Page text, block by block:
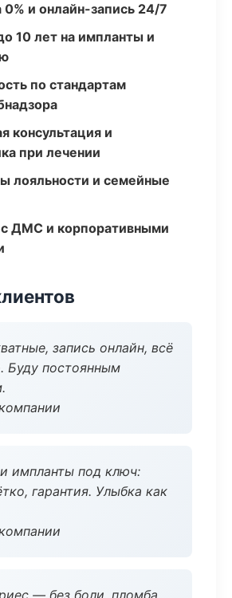
0% и онлайн-запись 24/7
10 лет на импланты и
по стандартам
консультация и
при лечении
лояльности и семейные
ДМС и корпоративными
запись онлайн, всё
Буду постоянным
импланты под ключ:
гарантия. Улыбка как
— без боли, пломба